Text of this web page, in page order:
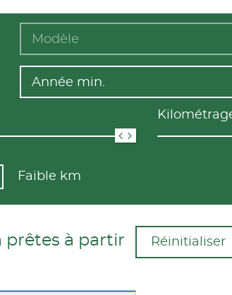
Modèle
Année min.
Faible km
prêtes à partir Réinitialiser